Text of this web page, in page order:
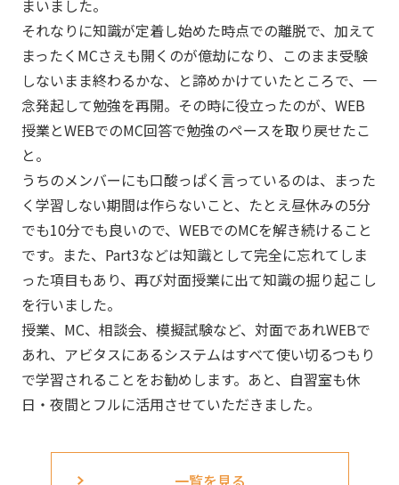
まいました。
それなりに知識が定着し始めた時点での離脱で、加えて
まったくMCさえも開くのが億劫になり、このまま受験
しないまま終わるかな、と諦めかけていたところで、一
念発起して勉強を再開。その時に役立ったのが、WEB
授業とWEBでのMC回答で勉強のペースを取り戻せたこ
と。
うちのメンバーにも口酸っぱく言っているのは、まった
く学習しない期間は作らないこと、たとえ昼休みの5分
でも10分でも良いので、WEBでのMCを解き続けること
です。また、Part3などは知識として完全に忘れてしま
った項目もあり、再び対面授業に出て知識の掘り起こし
を行いました。
授業、MC、相談会、模擬試験など、対面であれWEBで
あれ、アビタスにあるシステムはすべて使い切るつもり
で学習されることをお勧めします。あと、自習室も休
日・夜間とフルに活用させていただきました。
一覧を見る